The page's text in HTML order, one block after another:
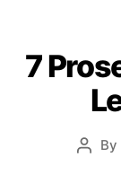
7
Post
By